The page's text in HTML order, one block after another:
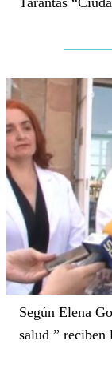
Según Elena
salud ” reciben